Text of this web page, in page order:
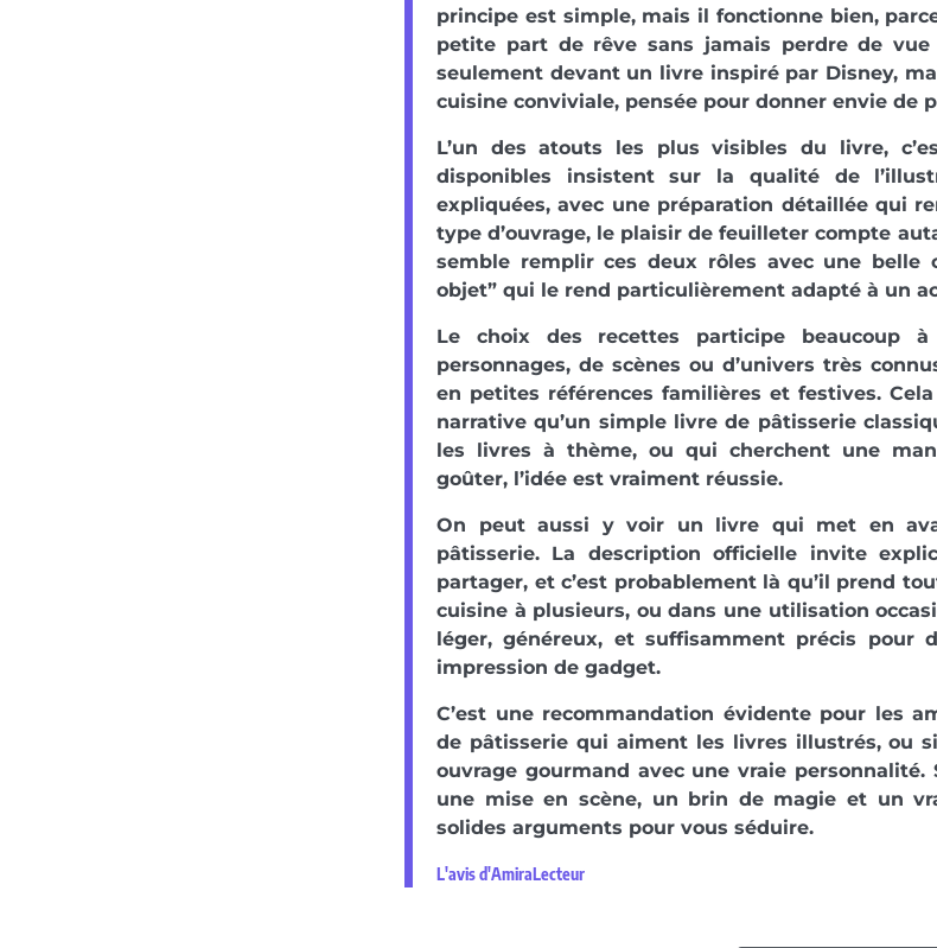
principe est simple, mais il fonctionne bien,
petite part de rêve sans jamais perdre de vue
seulement devant un livre inspiré par Disney,
cuisine conviviale, pensée pour donner envie de
L’un des atouts les plus visibles du livre,
disponibles insistent sur la qualité de
expliquées, avec une préparation détaillée qui
type d’ouvrage, le plaisir de feuilleter compte
semble remplir ces deux rôles avec une belle
objet” qui le rend particulièrement adapté à un
Le choix des recettes participe beaucoup
personnages, de scènes ou d’univers très
en petites références familières et festives.
narrative qu’un simple livre de pâtisserie
les livres à thème, ou qui cherchent une
goûter, l’idée est vraiment réussie.
On peut aussi y voir un livre qui met en
pâtisserie. La description officielle invite
partager, et c’est probablement là qu’il prend
cuisine à plusieurs, ou dans une utilisation
léger, généreux, et suffisamment précis pour
impression de gadget.
C’est une recommandation évidente pour les
de pâtisserie qui aiment les livres illustrés, ou
ouvrage gourmand avec une vraie
une mise en scène, un brin de magie et un
solides arguments pour vous séduire.
L'avis d'AmiraLecteur